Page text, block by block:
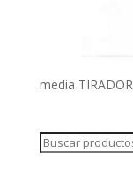
media
Buscar